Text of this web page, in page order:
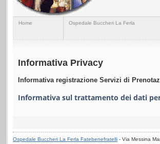
Home Ospedale Buccheri La Ferla
Informativa Privacy
Informativa registrazione Servizi di
Informativa sul trattamento dei dati
Ospedale Buccheri La Ferla Fatebenefratelli - Via Messina